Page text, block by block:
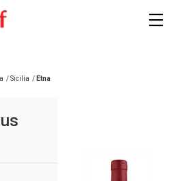
/Sicilia / Etna